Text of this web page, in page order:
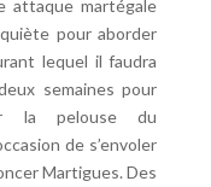
attaque martégale
pour aborder
lequel il faudra
semaines pour
la pelouse du
de s’envoler
Martigues. Des